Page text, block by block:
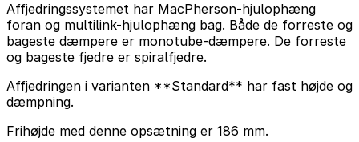
Affjedringssystemet har MacPherson-hjulophæng
foran og multilink-hjulophæng bag. Både de forreste og
bageste dæmpere er monotube-dæmpere. De forreste
og bageste fjedre er spiralfjedre.
Affjedringen i varianten **Standard** har fast højde og
dæmpning.
Frihøjde med denne opsætning er 186 mm.